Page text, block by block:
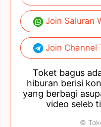
Join Saluran
Join Channel
Toket bagus
hiburan berisi
yang berbagi
video seleb
©